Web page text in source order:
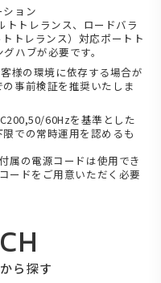
ション
トトレランス、ロードバラ
トレランス）対応ポートト
ハブが必要です。
様の環境に依存する場合が
事前検証を推奨いたしま
60Hzを基準とした
での常時運用を認めるも
属の電源コードは使用でき
ードをご用意いただく必要
ら探す